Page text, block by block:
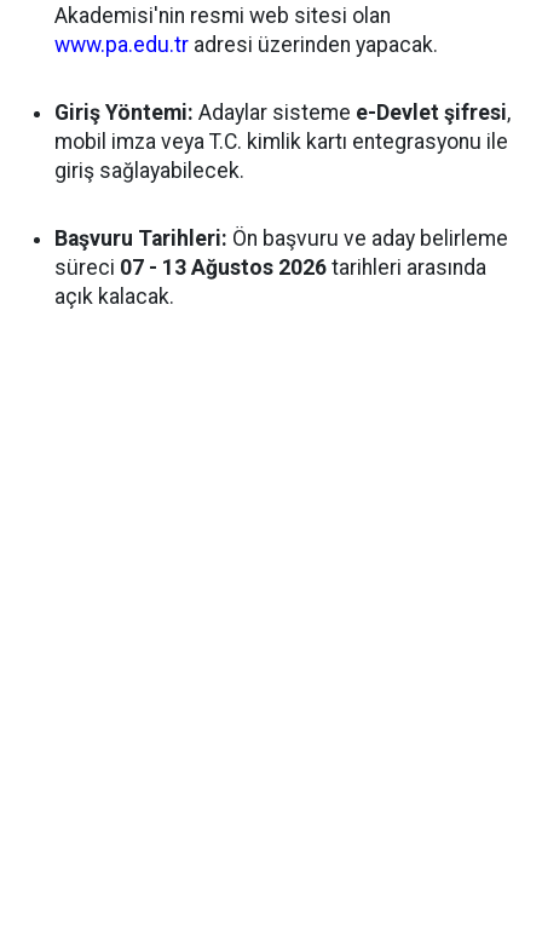
Akademisi'nin resmi web sitesi olan
www.pa.edu.tr adresi üzerinden yapacak.
Giriş Yöntemi: Adaylar sisteme e-Devlet şifresi,
mobil imza veya T.C. kimlik kartı entegrasyonu ile
giriş sağlayabilecek.
Başvuru Tarihleri: Ön başvuru ve aday belirleme
süreci 07 - 13 Ağustos 2026 tarihleri arasında
açık kalacak.